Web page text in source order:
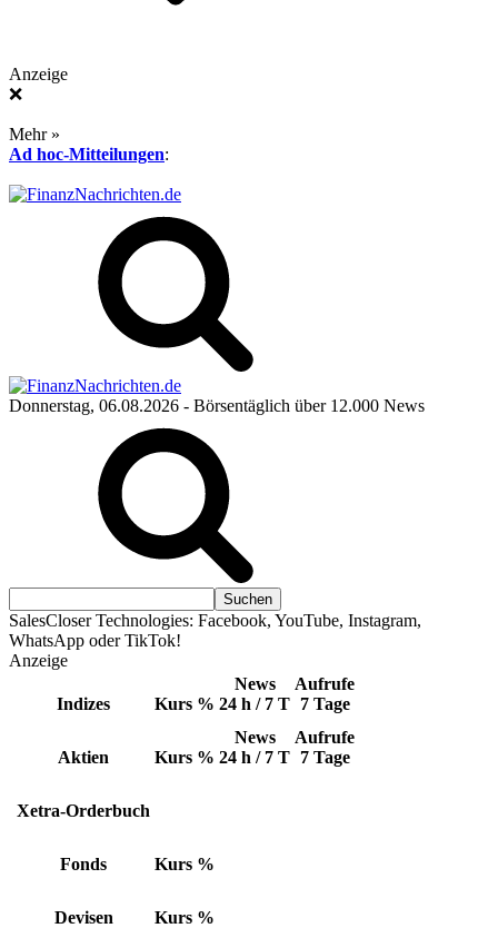
Anzeige
❌
Mehr »
Ad hoc-Mitteilungen:
Donnerstag, 06.08.2026 - Börsentäglich über 12.000 News
SalesCloser Technologies: Facebook, YouTube, Instagram,
WhatsApp oder TikTok!
Anzeige
Indizes Kurs %
News
24 h / 7 T
Aufrufe
7 Tage
Aktien Kurs %
News
24 h / 7 T
Aufrufe
7 Tage
Xetra-Orderbuch
Fonds Kurs %
Devisen Kurs %